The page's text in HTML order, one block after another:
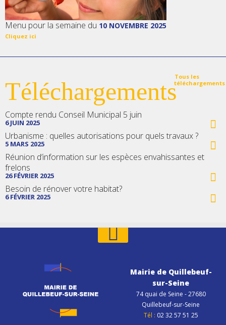
Menu pour la semaine du 10 NOVEMBRE 2025
Cliquez ici
Tous les
téléchargements
Téléchargements
Compte rendu Conseil Municipal 5 juin
6 JUIN 2025
Urbanisme : quelles autorisations pour quels travaux ?
5 MARS 2025
Réunion d’information sur les espèces envahissantes et
frelons
26 FÉVRIER 2025
Besoin de rénover votre habitat?
6 FÉVRIER 2025
Mairie de Quillebeuf-
sur-Seine
74 quai de Seine - 27680
Quillebeuf-sur-Seine
Tél : 02 32 57 51 25